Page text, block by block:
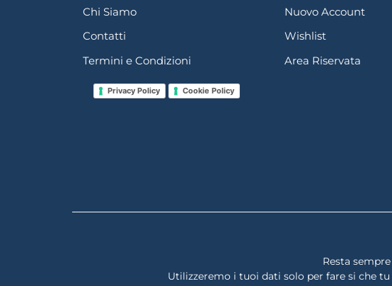
Chi Siamo
Contatti
Termini e Condizioni
Privacy Policy Cookie Policy
Nuovo Account
Wishlist
Area Riservata
Resta
Utilizzeremo i tuoi dati solo per fare si che